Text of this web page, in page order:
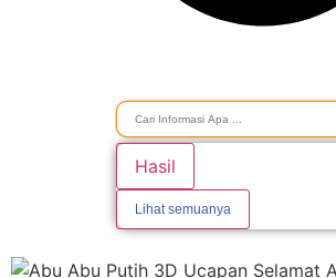
Hasil
Lihat semuanya